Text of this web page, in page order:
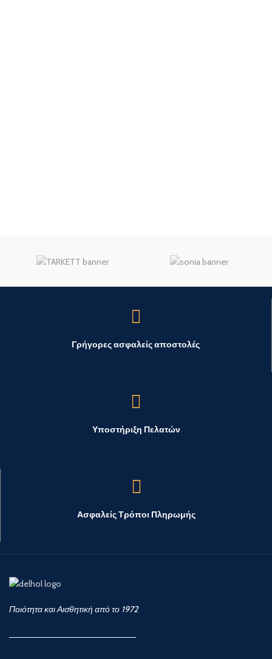
Γρήγορες ασφαλείς αποστολές
Υποστήριξη Πελατών
Ασφαλείς Τρόποι Πληρωμής
Ποιότητα και Αισθητική από το 1972